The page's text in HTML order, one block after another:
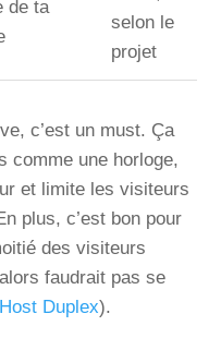
de ta
selon le
projet
c’est un must. Ça
comme une horloge,
et limite les visiteurs
plus, c’est bon pour
des visiteurs
faudrait pas se
Host Duplex).